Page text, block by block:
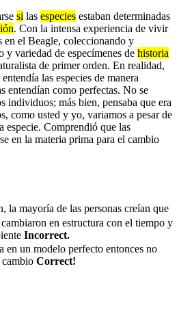
si las especies estaban determinadas
. Con la intensa experiencia de vivir
en el Beagle, coleccionando y
y variedad de especímenes de historia
de primer orden. En realidad,
las especies de manera
entendían como perfectas. No se
individuos; más bien, pensaba que era
como usted y yo, variamos a pesar de
especie. Comprendió que las
en la materia prima para el cambio
la mayoría de las personas creían que
en estructura con el tiempo y
Incorrect.
en un modelo perfecto entonces no
Correct!